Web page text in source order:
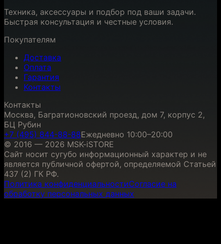
Техника, аксессуары и подбор под ваши задачи.
Быстрая консультация и честные условия.
Покупателям
Доставка
Оплата
Гарантия
Контакты
Контакты
Москва, Багратионовский проезд, дом 7, корпус 2,
БЦ Рубин
+7 (495) 844-88-88Ежедневно 10:00–20:00
© 2016 — 2026 MSK-iSTORE
Сайт носит сугубо информационный характер и не
является публичной офертой, определяемой Статьей
437 (2) ГК РФ.
Политика конфиденциальностиСогласие на
обработку персональных данных